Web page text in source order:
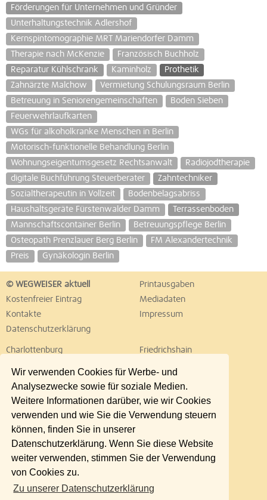
Wir verwenden Cookies für Werbe- und
Analysezwecke sowie für soziale Medien.
Weitere Informationen darüber, wie wir Cookies
verwenden und wie Sie die Verwendung steuern
können, finden Sie in unserer
Datenschutzerklärung. Wenn Sie diese Website
weiter verwenden, stimmen Sie der Verwendung
von Cookies zu.
Zu unserer Datenschutzerklärung
Förderungen für Unternehmen und Gründer
Unterhaltungstechnik Adlershof
Kernspintomographie MRT Mariendorfer Damm
Therapie nach McKenzie
Französisch Buchholz
Reparatur Kühlschrank
Kaminholz
Prothetik
Zahnärzte Malchow
Vermietung Schulungsraum Berlin
Betreuung in Seniorengemeinschaften
Boden Sieben
Feuerwehrlaufkarten
WGs für alkoholkranke Menschen in Berlin
Motorisch-funktionelle Behandlung Berlin
Wohnungseigentumsgesetz Rechtsanwalt
Radiojodtherapie
digitale Buchführung Steuerberater
Zahntechniker
Sozialtherapeutin in Vollzeit
Bodenbelagsabriss
Haushaltsgeräte Fürstenwalder Damm
Terrassenboden
Mannschaftscontainer Berlin
Betreuungspflege Berlin
Osteopath Prenzlauer Berg Berlin
FM Alexandertechnik
Preis
Gynäkologin Berlin
© WEGWEISER aktuell
Printausgaben
Kostenfreier Eintrag
Mediadaten
Kontakte
Impressum
Datenschutzerklärung
Charlottenburg
Friedrichshain
Lichtenberg
Marzahn
Neukölln
Pankow
Reinickendorf
Schöneberg
Spandau
Steglitz
Tempelhof
Treptow
Umland Ost